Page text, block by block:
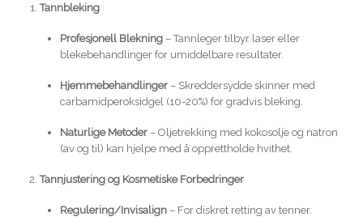
Tannbleking
Profesjonell Blekning– Tannleger tilbyr laser eller
blekebehandlinger for umiddelbare resultater.
Hjemmebehandlinger– Skreddersydde skinner med
carbamidperoksidgel (10-20%) for gradvis bleking.
Naturlige Metoder– Oljetrekking med kokosolje og natron
(av og til) kan hjelpe med å opprettholde hvithet.
Tannjustering og Kosmetiske Forbedringer
Regulering/Invisalign– For diskret retting av tenner.